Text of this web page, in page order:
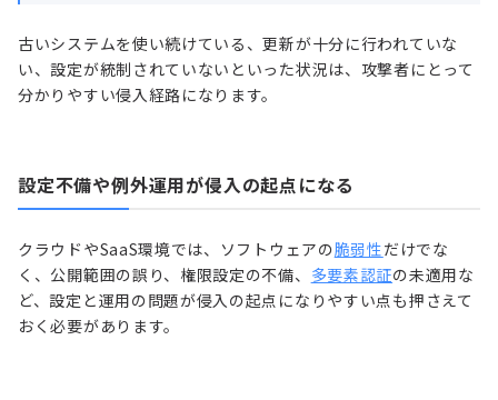
古いシステムを使い続けている、更新が十分に行われていな
い、設定が統制されていないといった状況は、攻撃者にとって
分かりやすい侵入経路になります。
設定不備や例外運用が侵入の起点になる
クラウドやSaaS環境では、ソフトウェアの脆弱性だけでな
く、公開範囲の誤り、権限設定の不備、 多要素認証の未適用な
ど、設定と運用の問題が侵入の起点になりやすい点も押さえて
おく必要があります。